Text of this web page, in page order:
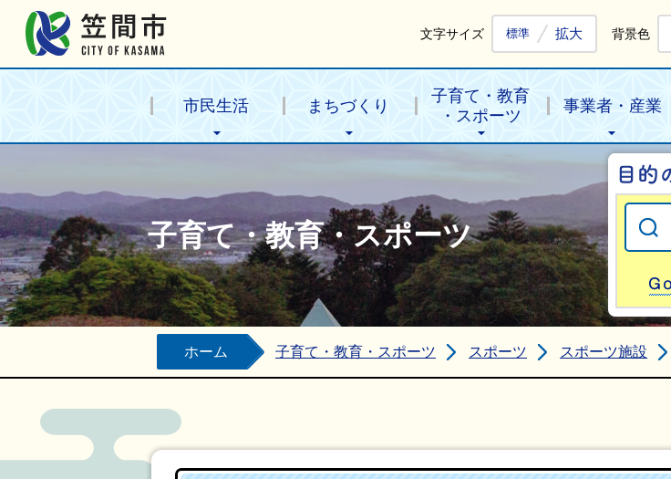
文字サイズ 標準 拡大 背景色
市民生活 まちづくり
子育て・教育
・スポーツ
事業者・産業
子育て・教育・スポーツ
ホーム 子育て・教育・スポーツ スポーツ スポーツ施設